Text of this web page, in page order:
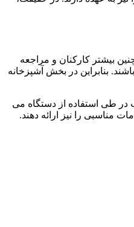
بیشتر کارکنان و مراجعه
بنابراین در بخش آشپزخانه
طی استفاده از دستگاه می
مناسبی را نیز ارائه دهند.